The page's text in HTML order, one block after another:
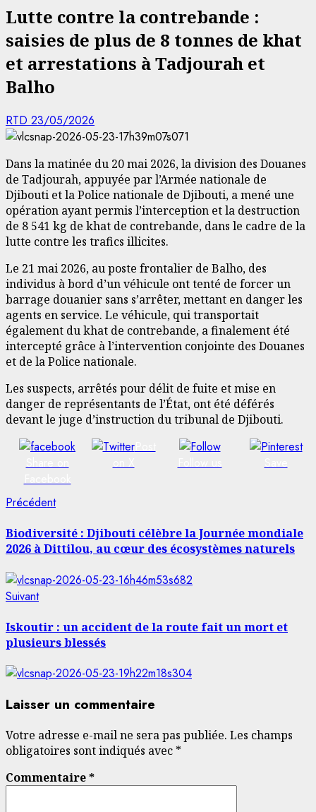
Lutte contre la contrebande :
saisies de plus de 8 tonnes de khat
et arrestations à Tadjourah et
Balho
RTD 23/05/2026
Dans la matinée du 20 mai 2026, la division des Douanes
de Tadjourah, appuyée par l’Armée nationale de
Djibouti et la Police nationale de Djibouti, a mené une
opération ayant permis l’interception et la destruction
de 8 541 kg de khat de contrebande, dans le cadre de la
lutte contre les trafics illicites.
Le 21 mai 2026, au poste frontalier de Balho, des
individus à bord d’un véhicule ont tenté de forcer un
barrage douanier sans s’arrêter, mettant en danger les
agents en service. Le véhicule, qui transportait
également du khat de contrebande, a finalement été
intercepté grâce à l’intervention conjointe des Douanes
et de la Police nationale.
Les suspects, arrêtés pour délit de fuite et mise en
danger de représentants de l’État, ont été déférés
devant le juge d’instruction du tribunal de Djibouti.
Post
Navigation
d’article
PrécédentArticle
Biodiversité : Djibouti célèbre la Journée mondiale
2026 à Dittilou, au cœur des écosystèmes naturels
SuivantArticle
Iskoutir : un accident de la route fait un mort et
plusieurs blessés
Laisser un commentaire
Votre adresse e-mail ne sera pas publiée. Les champs
obligatoires sont indiqués avec *
Commentaire*